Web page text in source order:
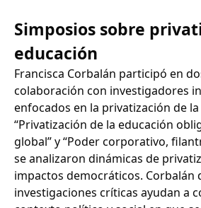
Simposios sobre
educación
Francisca Corbalán participó en
colaboración con investigadores
enfocados en la privatización de
“Privatización de la educación
global” y “Poder corporativo,
se analizaron dinámicas de
impactos democráticos. Corbalán
investigaciones críticas ayudan a